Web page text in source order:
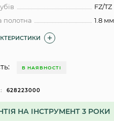
FZ/TZ
полотна
1.8 мм
В НАЯВНОСТІ
628223000
НА ІНСТРУМЕНТ 3 РОКИ